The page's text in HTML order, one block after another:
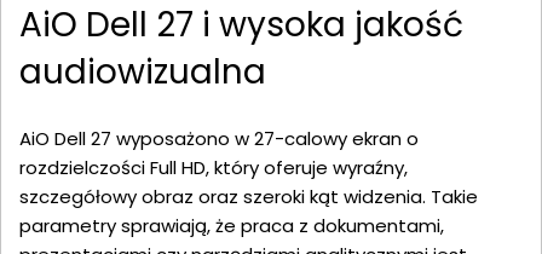
AiO Dell 27 i wysoka jakość
audiowizualna
AiO Dell 27 wyposażono w 27-calowy ekran o
rozdzielczości Full HD, który oferuje wyraźny,
szczegółowy obraz oraz szeroki kąt widzenia. Takie
parametry sprawiają, że praca z dokumentami,